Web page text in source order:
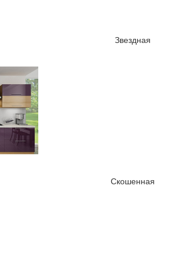
Звездная
Скошенная